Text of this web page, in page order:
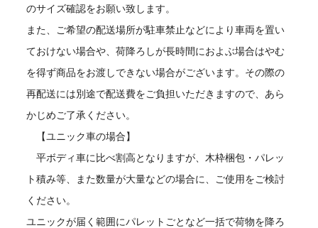
のサイズ確認をお願い致します。
また、ご希望の配送場所が駐車禁止などにより車両を置い
ておけない場合や、荷降ろしが長時間におよぶ場合はやむ
を得ず商品をお渡しできない場合がございます。その際の
再配送には別途で配送費をご負担いただきますので、あら
かじめご了承ください。
【ユニック車の場合】
平ボディ車に比べ割高となりますが、木枠梱包・パレッ
ト積み等、また数量が大量などの場合に、ご使用をご検討
ください。
ユニックが届く範囲にパレットごとなど一括で荷物を降ろ